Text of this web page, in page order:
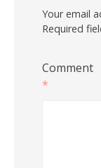
Your email
Required
Comment
*